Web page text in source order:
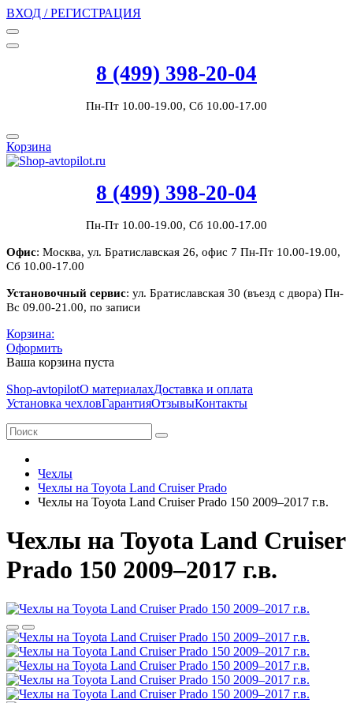
ВХОД / РЕГИСТРАЦИЯ
8 (499) 398-20-04
Пн-Пт 10.00-19.00, Сб 10.00-17.00
Корзина
8 (499) 398-20-04
Пн-Пт 10.00-19.00, Сб 10.00-17.00
Офис: Москва, ул. Братиславская 26, офис 7 Пн-Пт 10.00-19.00,
Сб 10.00-17.00
Установочный сервис: ул. Братиславская 30 (въезд с двора) Пн-
Вс 09.00-21.00, по записи
Корзина:
Оформить
Ваша корзина пуста
Shop-avtopilotО материалахДоставка и оплата
Установка чехловГарантияОтзывыКонтакты
Чехлы
Чехлы на Toyota Land Cruiser Prado
Чехлы на Toyota Land Cruiser Prado 150 2009–2017 г.в.
Чехлы на Toyota Land Cruiser
Prado 150 2009–2017 г.в.